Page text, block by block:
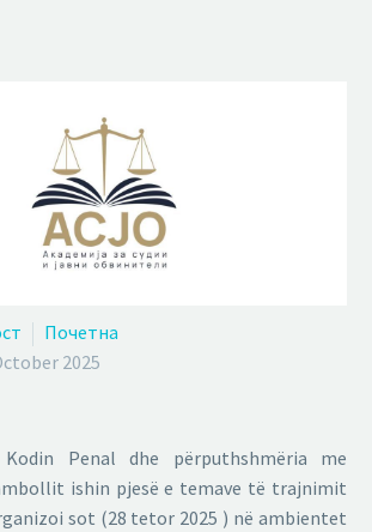
Почетна
2025
Penal dhe përputhshmëria me
ishin pjesë e temave të trajnimit
sot (28 tetor 2025 ) në ambientet